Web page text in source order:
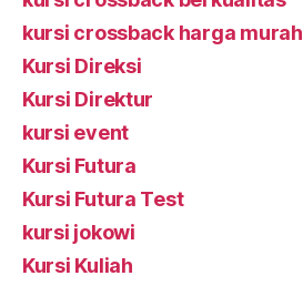
kursi crossback harga murah
Kursi Direksi
Kursi Direktur
kursi event
Kursi Futura
Kursi Futura Test
kursi jokowi
Kursi Kuliah